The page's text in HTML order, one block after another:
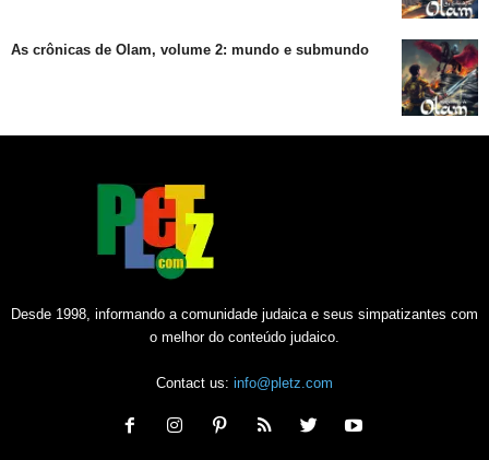
As crônicas de Olam, volume 2: mundo e submundo
Desde 1998, informando a comunidade judaica e seus simpatizantes com
o melhor do conteúdo judaico.
Contact us: info@pletz.com